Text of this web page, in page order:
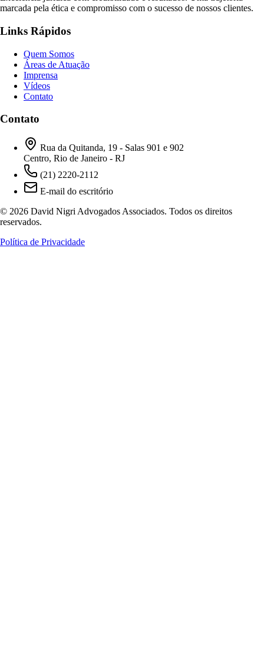
marcada pela ética e compromisso com o sucesso de nossos clientes.
Links Rápidos
Quem Somos
Áreas de Atuação
Imprensa
Vídeos
Contato
Contato
Rua da Quitanda, 19 - Salas 901 e 902
Centro, Rio de Janeiro - RJ
(21) 2220-2112
E-mail do escritório
© 2026 David Nigri Advogados Associados. Todos os direitos
reservados.
Política de Privacidade